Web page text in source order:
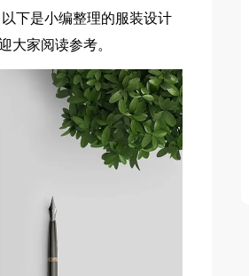
下是小编整理的服装设计
大家阅读参考。